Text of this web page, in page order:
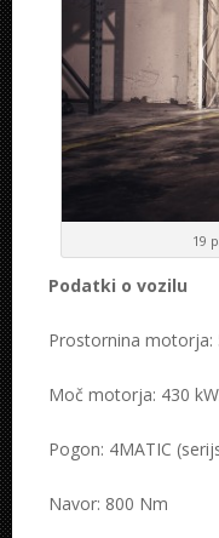
19
Podatki o vozilu
Prostornina motorja:
Moč motorja: 430
Pogon: 4MATIC
Navor: 800 Nm